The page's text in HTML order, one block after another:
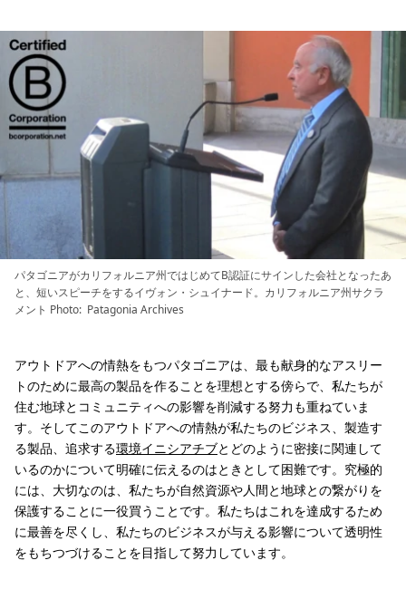
パタゴニアがカリフォルニア州ではじめてB認証にサインした会社となったあ
と、短いスピーチをするイヴォン・シュイナード。カリフォルニア州サクラ
メント Photo: Patagonia Archives
アウトドアへの情熱をもつパタゴニアは、最も献身的なアスリー
トのために最高の製品を作ることを理想とする傍らで、私たちが
住む地球とコミュニティへの影響を削減する努力も重ねていま
す。そしてこのアウトドアへの情熱が私たちのビジネス、製造す
る製品、追求する環境イニシアチブとどのように密接に関連して
いるのかについて明確に伝えるのはときとして困難です。究極的
には、大切なのは、私たちが自然資源や人間と地球との繋がりを
保護することに一役買うことです。私たちはこれを達成するため
に最善を尽くし、私たちのビジネスが与える影響について透明性
をもちつづけることを目指して努力しています。